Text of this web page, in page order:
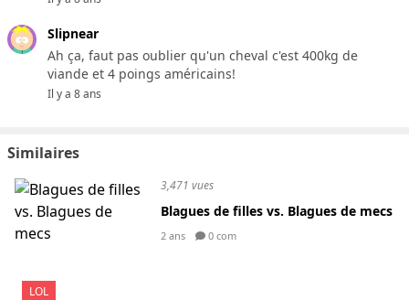
Slipnear
Ah ça, faut pas oublier qu'un cheval c'est 400kg de
viande et 4 poings américains!
Il y a 8 ans
Similaires
LOL
3,471 vues
Blagues de filles vs. Blagues de mecs
2 ans 0 com